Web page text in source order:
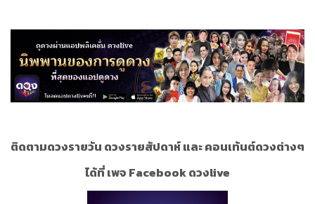
ติดตามดวงรายวัน ดวงรายสัปดาห์ และ คอนเท้นต์ดวงต่างๆ
ได้ที่ เพจ Facebook ดวงlive